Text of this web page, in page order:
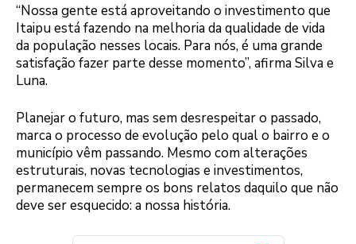
“Nossa gente está aproveitando o investimento que
Itaipu está fazendo na melhoria da qualidade de vida
da população nesses locais. Para nós, é uma grande
satisfação fazer parte desse momento”, afirma Silva e
Luna.
Planejar o futuro, mas sem desrespeitar o passado,
marca o processo de evolução pelo qual o bairro e o
município vêm passando. Mesmo com alterações
estruturais, novas tecnologias e investimentos,
permanecem sempre os bons relatos daquilo que não
deve ser esquecido: a nossa história.